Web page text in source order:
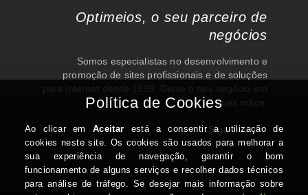
Optimeios, o seu parceiro de
negócios
Somos especialistas no desenvolvimento e
promoção de sites profissionais e de soluções
boas mãos.
Siga-nos em